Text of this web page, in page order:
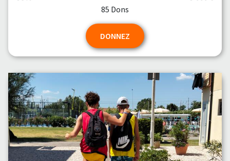
85 Dons
DONNEZ